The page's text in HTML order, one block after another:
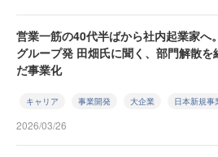
営業一筋の40代半ばから社内起業家へ
グループ発 田畑氏に聞く、部門解散を
だ事業化
キャリア 事業開発 大企業 日本新規事
2026/03/26